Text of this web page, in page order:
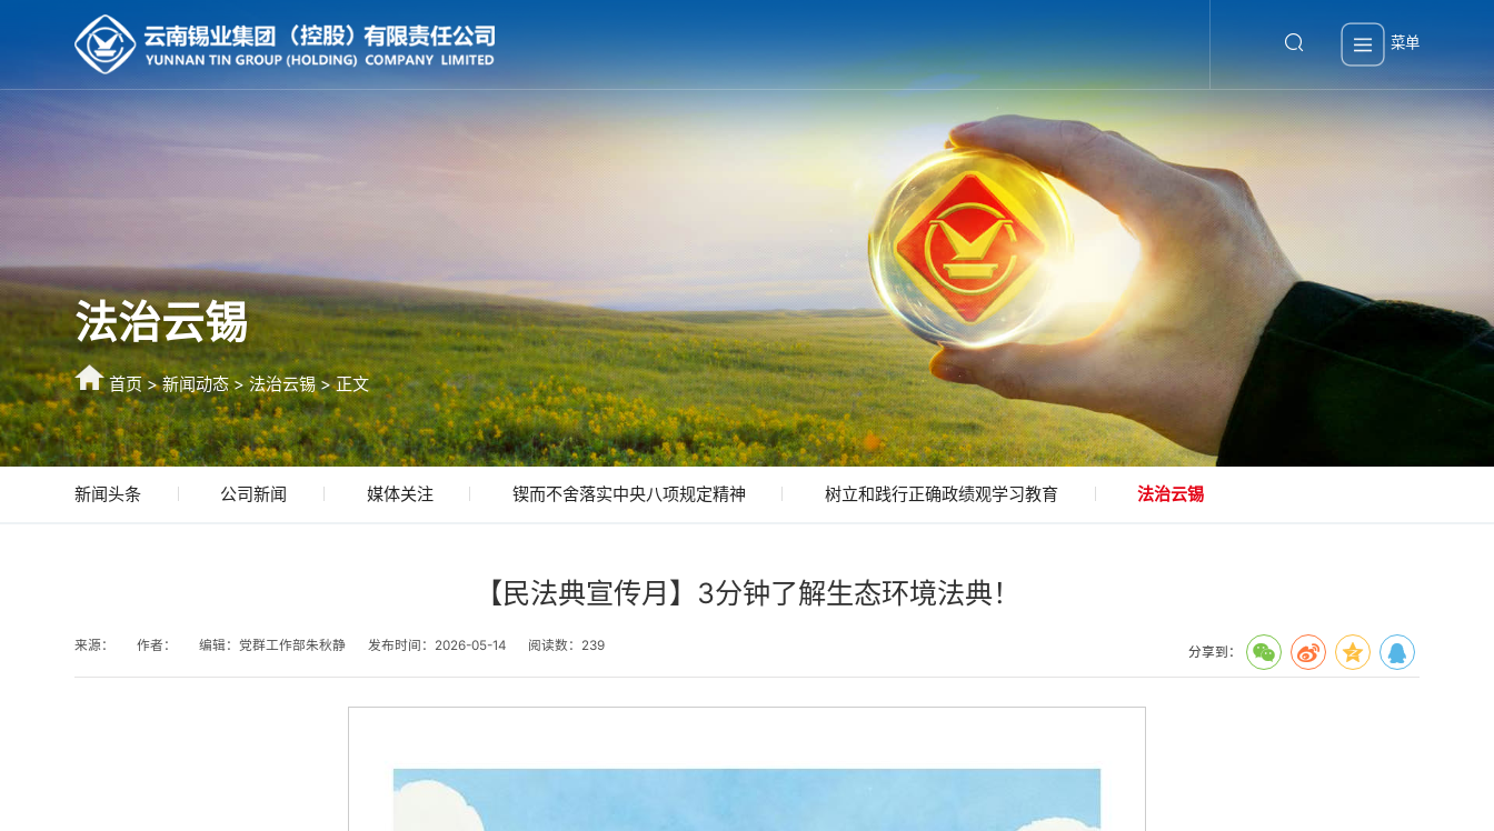
菜单
法治云锡
首页>新闻动态>法治云锡> 正文
新闻头条 公司新闻 媒体关注 锲而不舍落实中央八项规定精神 树立和践行正确政绩观学习教育 法治云锡
【民法典宣传月】3分钟了解生态环境法典！
来源： 作者： 编辑：党群工作部朱秋静 发布时间：2026-05-14 阅读数： 239 分享到：